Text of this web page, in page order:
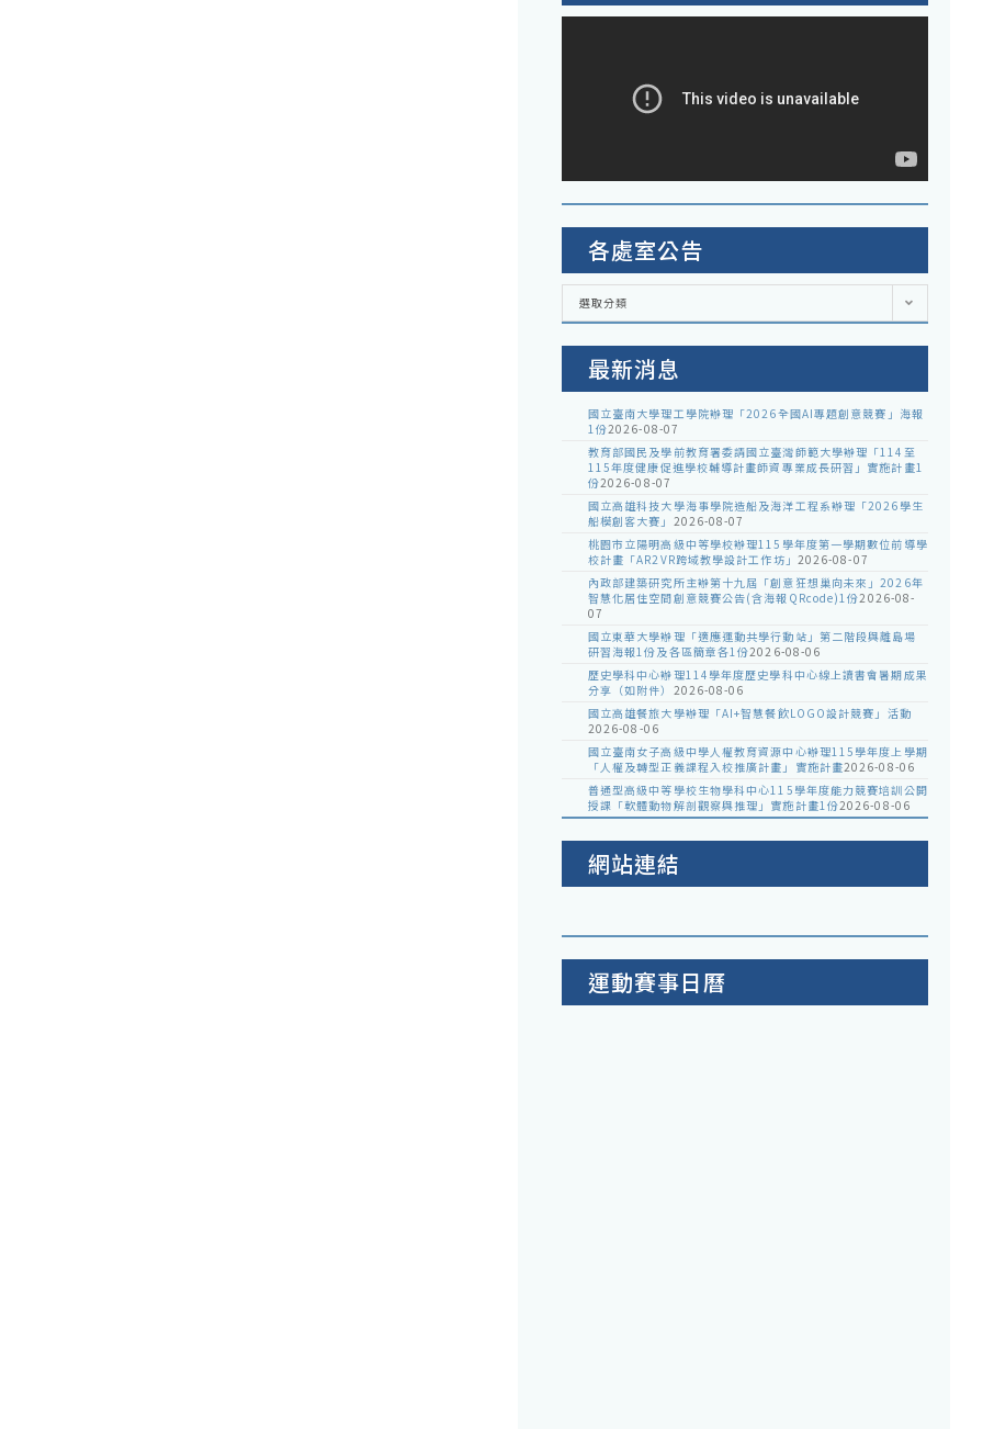
各處室公告
各
室
選取分類
最新消息
國立臺南大學理工學院辦理「2026全國AI專題創意競賽」海報
1份2026-08-07
教育部國民及學前教育署委請國立臺灣師範大學辦理「114至
115年度健康促進學校輔導計畫師資專業成長研習」實施計畫1
份2026-08-07
國立高雄科技大學海事學院造船及海洋工程系辦理「2026學生
船模創客大賽」 2026-08-07
桃園市立陽明高級中等學校辦理115學年度第一學期數位前導學
校計畫「AR2VR跨域教學設計工作坊」 2026-08-07
內政部建築研究所主辦第十九屆「創意狂想巢向未來」2026年
智慧化居住空間創意競賽公告(含海報QRcode)1份2026-08-
07
國立東華大學辦理「適應運動共學行動站」第二階段與離島場
研習海報1份及各區簡章各1份2026-08-06
歷史學科中心辦理114學年度歷史學科中心線上讀書會暑期成果
分享（如附件） 2026-08-06
國立高雄餐旅大學辦理「AI+智慧餐飲LOGO設計競賽」活動
2026-08-06
國立臺南女子高級中學人權教育資源中心辦理115學年度上學期
「人權及轉型正義課程入校推廣計畫」實施計畫2026-08-06
普通型高級中等學校生物學科中心115學年度能力競賽培訓公開
授課「軟體動物解剖觀察與推理」實施計畫1份2026-08-06
網站連結
運動賽事日曆